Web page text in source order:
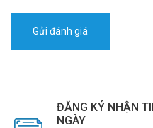
ĐĂNG KÝ NHẬN
NGÀY